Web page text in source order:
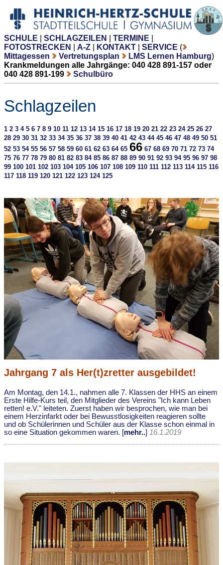
SCHULE SCHLAGZEILEN TERMINE
FOTOSTRECKEN
A-Z KONTAKT SERVICE (
Mittagessen
Vertretungsplan LMS Lernen Hamburg)
Krankmeldungen alle Jahrgänge: 040 428 891-157 oder
040 428 891-199
Schulbüro
Schlagzeilen
1 2 3 4 5 6 7 8 9 10 11 12 13 14 15 16 17 18 19 20 21 22 23 24 25 26 27
28 29 30 31 32 33 34 35 36 37 38 39 40 41 42 43 44 45 46 47 48 49 50 51
52 53 54 55 56 57 58 59 60 61 62 63 64 65 66 67 68 69 70 71 72 73 74
75 76 77 78 79 80 81 82 83 84 85 86 87 88 89 90 91 92 93 94 95 96 97 98
99 100 101 102 103 104 105 106 107 108 109 110 111 112 113 114 115 116
117 118 119 120 121 122 123 124 125
Jahrgang 7 als Her(t)zretter ausgebildet!
Am Montag, den 14.1., nahmen alle 7. Klassen der HHS an einem
Erste Hilfe-Kurs teil, den Mitglieder des Vereins "Ich kann Leben
retten! e.V." leiteten. Zuerst haben wir besprochen, wie man bei
einem Herzinfarkt oder bei Bewusstlosigkeiten reagieren sollte
und ob Schülerinnen und Schüler aus der Klasse schon einmal in
so eine Situation gekommen waren. [mehr..] 16.1.2019